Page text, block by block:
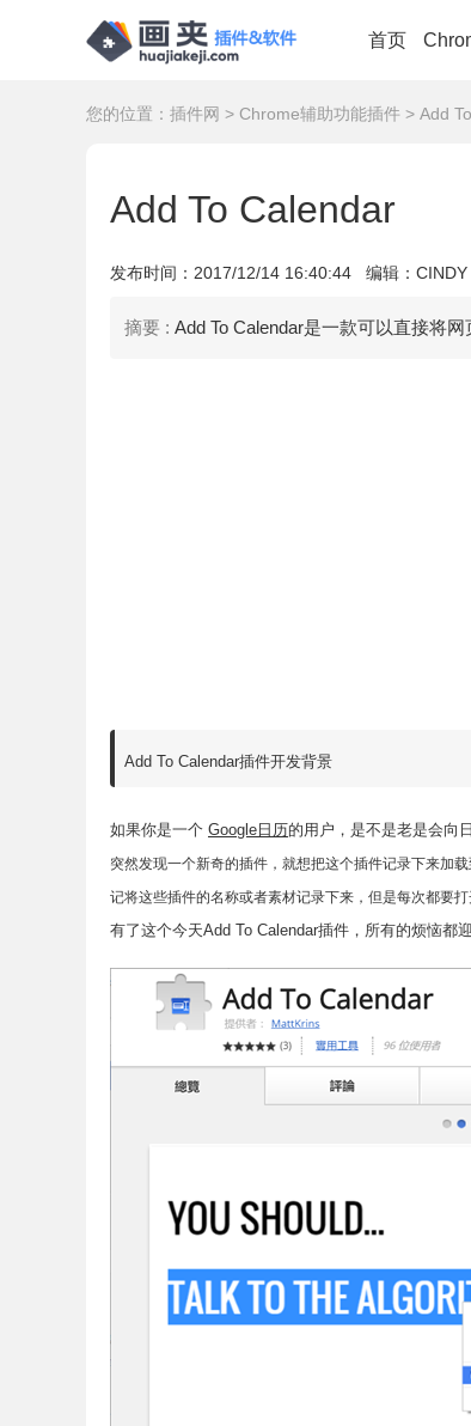
首页
您的位置： 插件网 > Chrome辅助功能插件 > Add
Add To Calendar
发布时间： 2017/12/14 16:40:44 编辑：CINDY
摘要 : Add To Calendar是一款可以直接将
Add To Calendar插件开发背景
如果你是一个 Google日历的用户，是不是老是会向
突然发现一个新奇的插件，就想把这个插件记录下来加
记将这些插件的名称或者素材记录下来，但是每次都要打
有了这个今天Add To Calendar插件，所有的烦恼都